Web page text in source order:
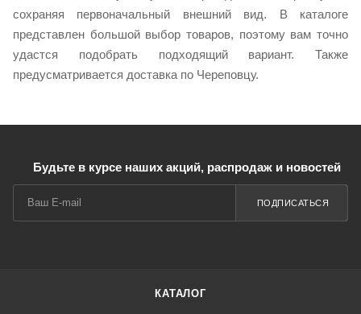
сохраняя первоначальный внешний вид. В каталоге
представлен большой выбор товаров, поэтому вам точно
удастся подобрать подходящий вариант. Также
предусматривается доставка по Череповцу.
Будьте в курсе наших акций, распродаж и новостей
ПОДПИСАТЬСЯ
КАТАЛОГ